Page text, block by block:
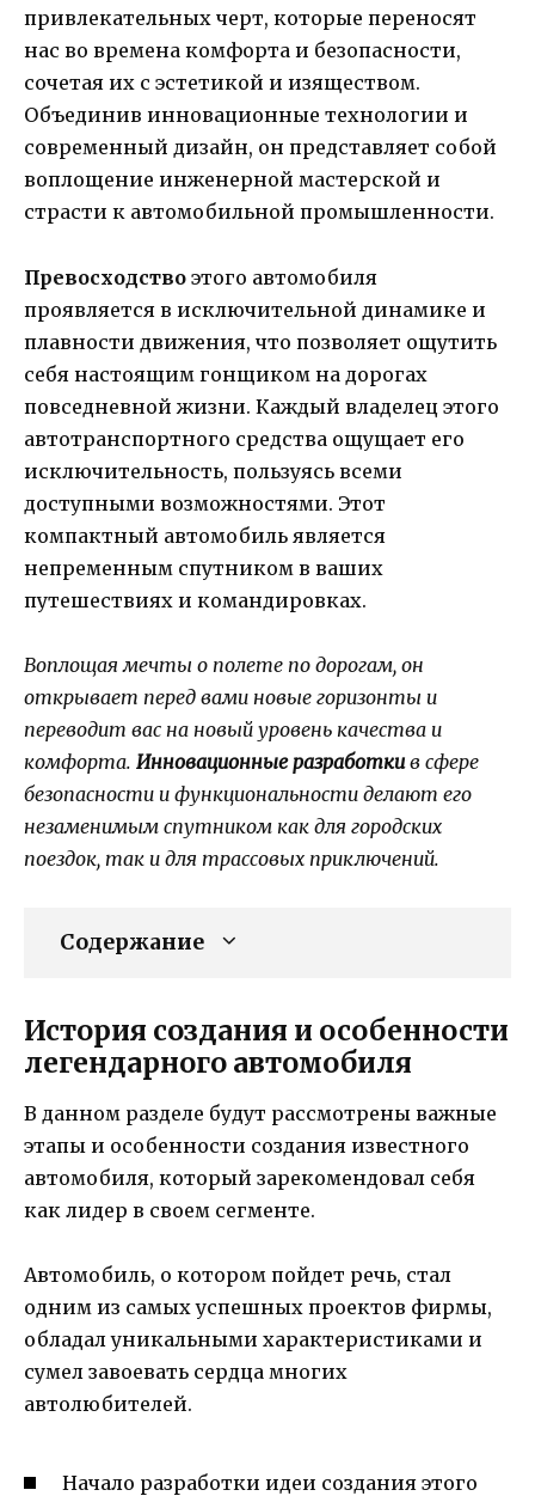
привлекательных черт, которые переносят
нас во времена комфорта и безопасности,
сочетая их с эстетикой и изяществом.
Объединив инновационные технологии и
современный дизайн, он представляет собой
воплощение инженерной мастерской и
страсти к автомобильной промышленности.
Превосходство этого автомобиля
проявляется в исключительной динамике и
плавности движения, что позволяет ощутить
себя настоящим гонщиком на дорогах
повседневной жизни. Каждый владелец этого
автотранспортного средства ощущает его
исключительность, пользуясь всеми
доступными возможностями. Этот
компактный автомобиль является
непременным спутником в ваших
путешествиях и командировках.
Воплощая мечты о полете по дорогам, он
открывает перед вами новые горизонты и
переводит вас на новый уровень качества и
комфорта. Инновационные разработкив сфере
безопасности и функциональности делают его
незаменимым спутником как для городских
поездок, так и для трассовых приключений.
Содержание
История создания и особенности
легендарного автомобиля
В данном разделе будут рассмотрены важные
этапы и особенности создания известного
автомобиля, который зарекомендовал себя
как лидер в своем сегменте.
Автомобиль, о котором пойдет речь, стал
одним из самых успешных проектов фирмы,
обладал уникальными характеристиками и
сумел завоевать сердца многих
автолюбителей.
Начало разработки идеи создания этого